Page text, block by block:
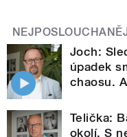
Joch:
úpadek
chaosu.
Telička:
okolí. S